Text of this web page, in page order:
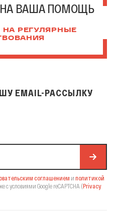
ВАША ПОМОЩЬ
РЕГУЛЯРНЫЕ
EMAIL-РАССЫЛКУ
соглашением и политикой
с условиями Google reCAPTCHA (Privacy